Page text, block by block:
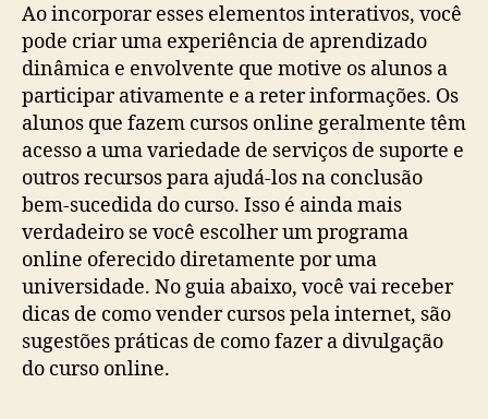
Ao incorporar esses elementos interativos, você
pode criar uma experiência de aprendizado
dinâmica e envolvente que motive os alunos a
participar ativamente e a reter informações. Os
alunos que fazem cursos online geralmente têm
acesso a uma variedade de serviços de suporte e
outros recursos para ajudá-los na conclusão
bem-sucedida do curso. Isso é ainda mais
verdadeiro se você escolher um programa
online oferecido diretamente por uma
universidade. No guia abaixo, você vai receber
dicas de como vender cursos pela internet, são
sugestões práticas de como fazer a divulgação
do curso online.